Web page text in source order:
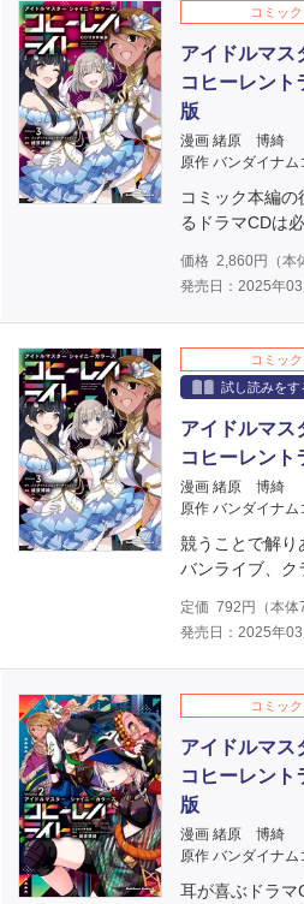
コミック
アイドルマス
コヒーレント
版
漫画 緒原 博綺
原作 バンダイナム
コミック本編
るドラマCDは必
価格 2,860円（本
発売日：2025年03
コミック
試し読みをす
アイドルマス
コヒーレント
漫画 緒原 博綺
原作 バンダイナム
競うことで解り
バンライブ、ク
定価 792 円（本体
発売日：2025年03
コミック
アイドルマス
コヒーレント
版
漫画 緒原 博綺
原作 バンダイナム
耳が喜ぶドラマ